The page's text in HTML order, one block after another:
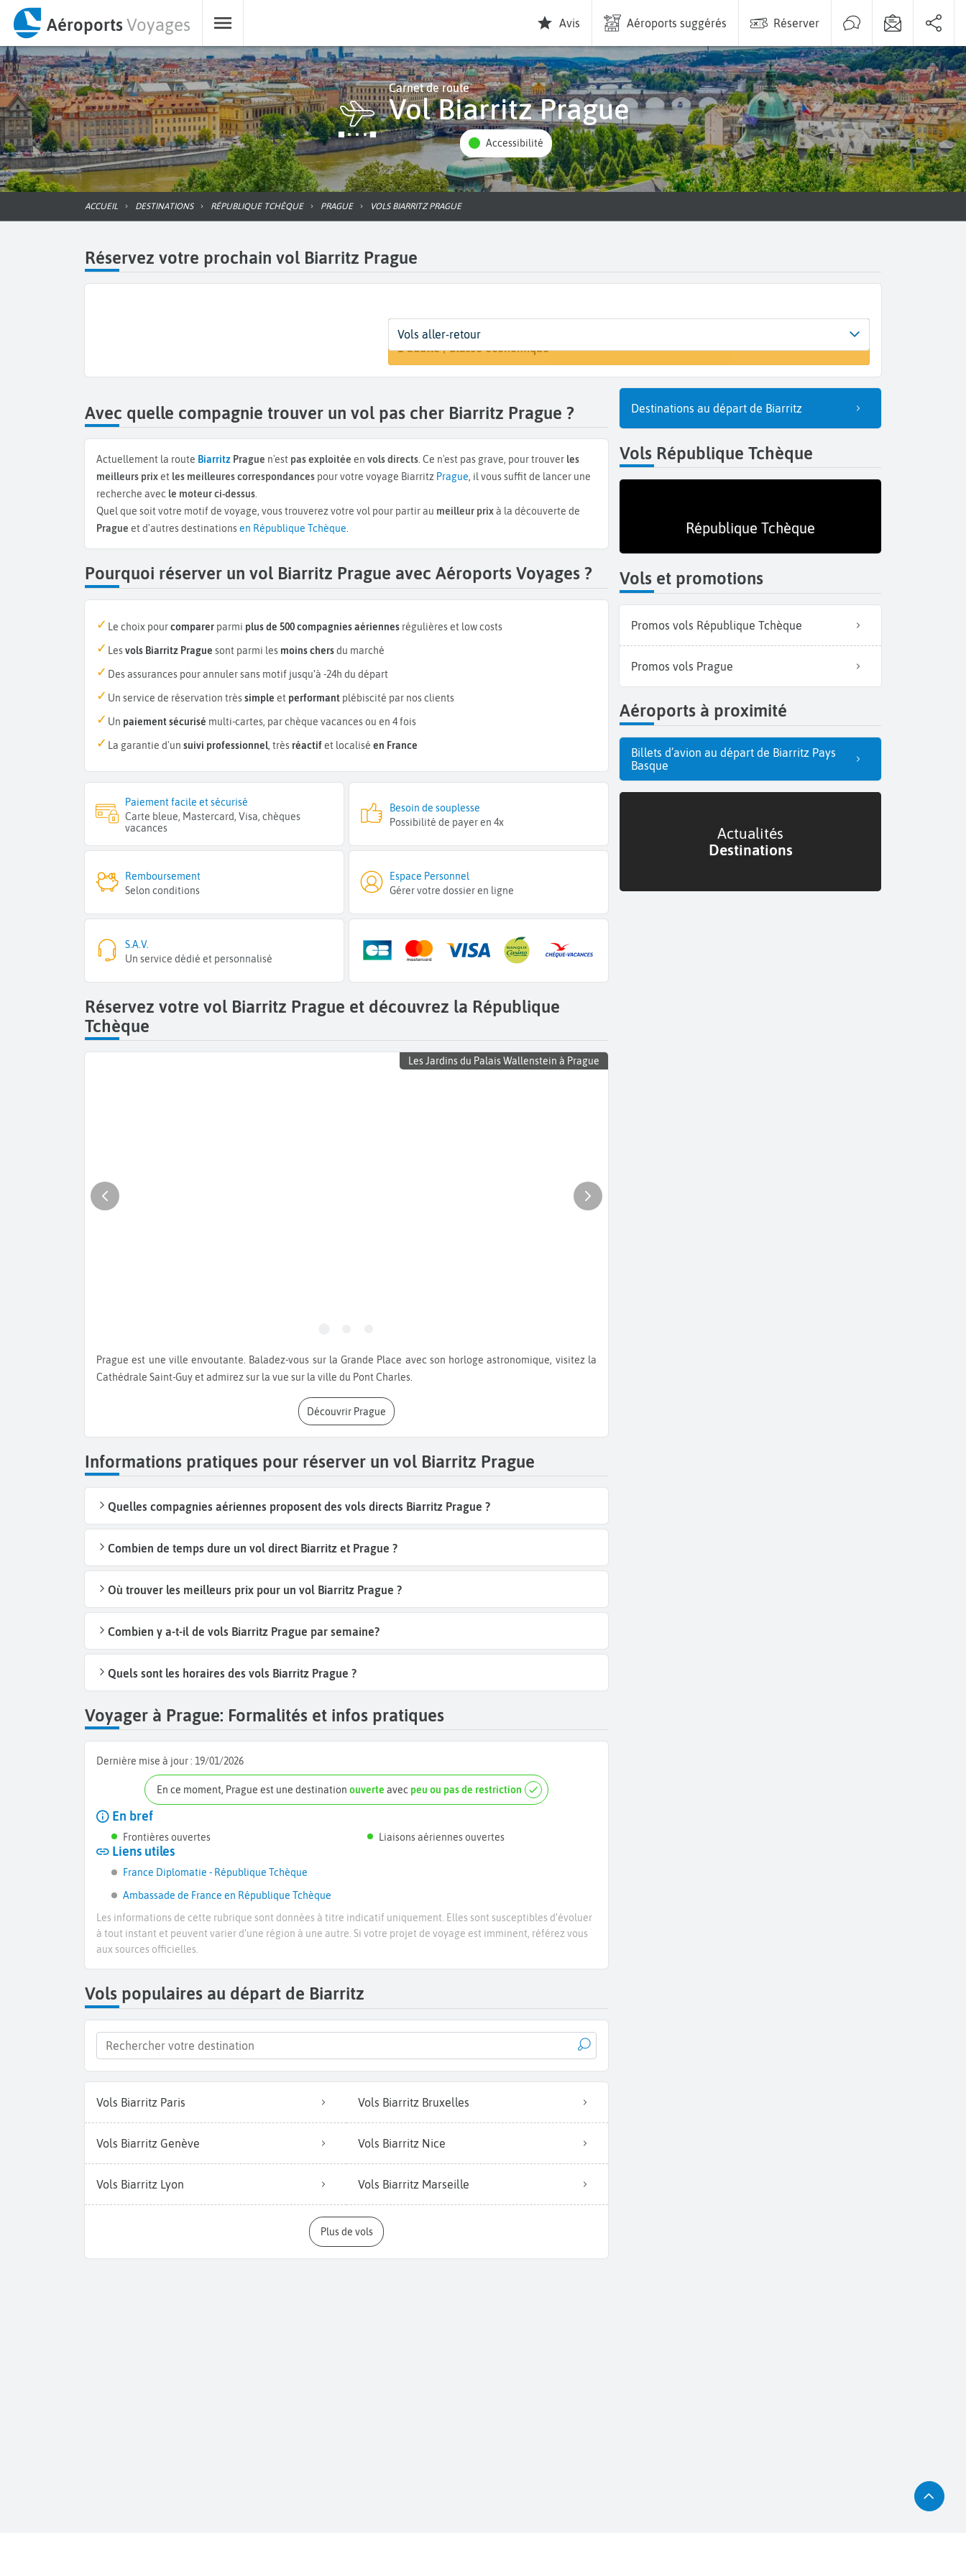
AéroportsVoyages Avis Aéroports suggérés Réserver
Carnet de route
Vol Biarritz Prague
Accessibilité
ACCUEIL DESTINATIONS RÉPUBLIQUE TCHÈQUE PRAGUE VOLS BIARRITZ PRAGUE
Réservez votre prochain vol Biarritz Prague
Départ
Biarritz (BIQ) Prague (PRG)
Dates
Dates de votre voyage
Voyageurs | Classe
1 adulte | Classe économique
Vols aller-retour
Avec quelle compagnie trouver un vol pas cher Biarritz Prague ?
Actuellement la route Biarritz Prague n'est pas exploitée en vols directs. Ce n'est pas grave, pour trouver les
meilleurs prixet les meilleures correspondances pour votre voyage Biarritz Prague, il vous suffit de lancer une
recherche avec le moteur ci-dessus.
Quel que soit votre motif de voyage, vous trouverez votre vol pour partir au meilleur prixà la découverte de
Prague et d'autres destinationsen République Tchèque.
Pourquoi réserver un vol Biarritz Prague avec Aéroports Voyages ?
Le choix pourcomparer parmi plus de 500 compagnies aériennes régulières et low costs
Lesvols Biarritz Prague sont parmi les moins chersdu marché
Des assurances pour annuler sans motif jusqu’à -24h du départ
Un service de réservation trèssimple et performant plébiscité par nos clients
Un paiement sécurisé multi-cartes, par chèque vacances ou en 4 fois
La garantie d'un suivi professionnel, très réactifet localisé en France
Paiement facile et sécurisé
Carte bleue, Mastercard, Visa, chèques
vacances
Besoin de souplesse
Possibilité de payer en 4x
Remboursement
Selon conditions
Espace Personnel
Gérer votre dossier en ligne
S.A.V.
Un service dédié et personnalisé
Réservez votre vol Biarritz Prague et découvrez la République
Tchèque
Les Jardins du Palais Wallenstein à Prague
Prague est une ville envoutante. Baladez-vous sur la Grande Place avec son horloge astronomique, visitez la
Cathédrale Saint-Guy et admirez sur la vue sur la ville du Pont Charles.
Découvrir Prague
Informations pratiques pour réserver un vol Biarritz Prague
Quelles compagnies aériennes proposent des vols directs Biarritz Prague ?
Combien de temps dure un vol direct Biarritz et Prague ?
Où trouver les meilleurs prix pour un vol Biarritz Prague ?
Combien y a-t-il de vols Biarritz Prague par semaine?
Quels sont les horaires des vols Biarritz Prague ?
Voyager à Prague: Formalités et infos pratiques
Dernière mise à jour : 19/01/2026
En ce moment, Prague est une destination ouverte avec peu ou pas de restriction
En bref
Frontières ouvertes Liaisons aériennes ouvertes
Liens utiles
France Diplomatie - République Tchèque
Ambassade de France en République Tchèque
Les informations de cette rubrique sont données à titre indicatif uniquement. Elles sont susceptibles d’évoluer
à tout instant et peuvent varier d’une région à une autre. Si votre projet de voyage est imminent, référez vous
aux sources officielles.
Vols populaires au départ de Biarritz
Vols Biarritz Paris Vols Biarritz Bruxelles
Vols Biarritz Genève Vols Biarritz Nice
Vols Biarritz Lyon Vols Biarritz Marseille
Plus de vols
Destinations au départ de Biarritz
Vols République Tchèque
République Tchèque
Vols et promotions
Promos vols République Tchèque
Promos vols Prague
Aéroports à proximité
Billets d’avion au départ de Biarritz Pays
Basque
Actualités
Destinations